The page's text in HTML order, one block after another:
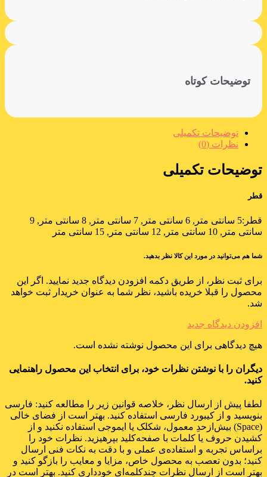
توضیحات کوتاه
توضیحات تکمیلی
نظرات (0)
توضیحات تکمیلی
قطر
قطر:
5 سانتی متر, 6 سانتی متر, 7 سانتی متر, 8 سانتی متر, 9
سانتی متر, 10 سانتی متر, 12 سانتی متر, 15 سانتی متر
شما هم می‌توانید در مورد این کالا نظر بدهید.
برای ثبت نظر، از طریق دکمه افزودن دیدگاه جدید نمایید. اگر این
محصول را قبلا خریده باشید، نظر شما به عنوان خریدار ثبت خواهد
شد.
افزودن دیدگاه جدید
هیچ دیدگاهی برای این محصول نوشته نشده است.
دیگران را با نوشتن نظرات خود، برای انتخاب این محصول راهنمایی
کنید.
لطفا پیش از ارسال نظر، خلاصه قوانین زیر را مطالعه کنید: فارسی
بنویسید و از کیبورد فارسی استفاده کنید. بهتر است از فضای خالی
(Space) بیش‌از‌حدِ معمول، شکلک یا ایموجی استفاده نکنید و از
کشیدن حروف یا کلمات با صفحه‌کلید بپرهیزید. نظرات خود را
براساس تجربه و استفاده‌ی عملی و با دقت به نکات فنی ارسال
کنید؛ بدون تعصب به محصول خاص، مزایا و معایب را بازگو کنید و
بهتر است از ارسال نظرات چندکلمه‌‌ای خودداری کنید. بهتر است در